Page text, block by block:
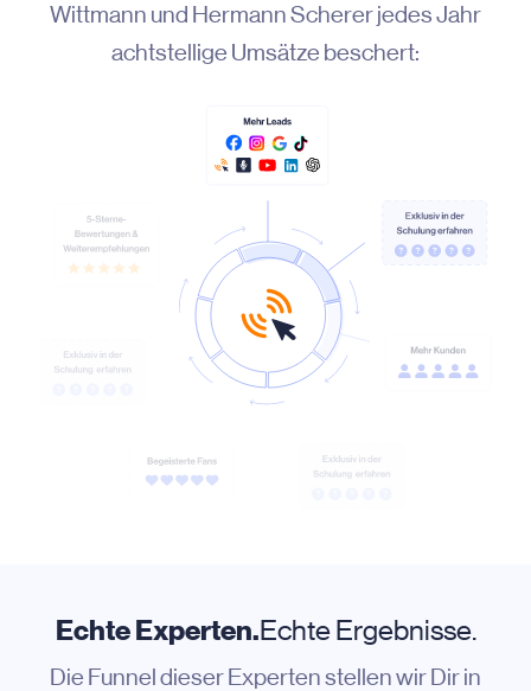
Wittmann und Hermann Scherer jedes Jahr
achtstellige Umsätze beschert:
Echte Experten.Echte Ergebnisse.
Die Funnel dieser Experten stellen wir Dir in